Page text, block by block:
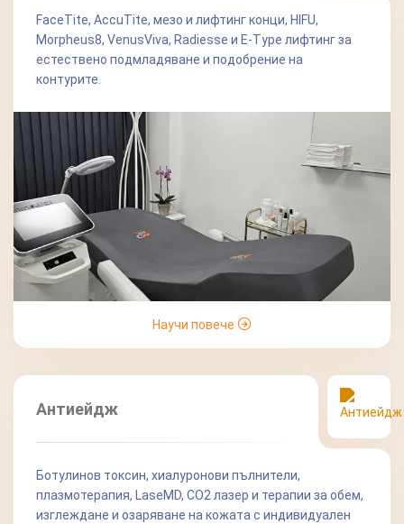
FaceTite, AccuTite, мезо и лифтинг конци, HIFU,
Morpheus8, VenusViva, Radiesse и E-Type лифтинг за
естествено подмладяване и подобрение на
контурите.
Научи повече
Антиейдж
Ботулинов токсин, хиалуронови пълнители,
плазмотерапия, LaseMD, СО2 лазер и терапии за обем,
изглеждане и озаряване на кожата с индивидуален